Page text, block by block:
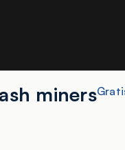
miners